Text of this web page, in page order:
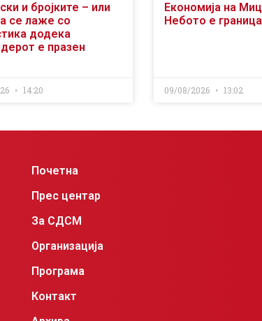
и бројките – или
се лаже со
додека
е празен
14:20
Економија на
Небото е
09/08/2026 13:02
Почетна
Прес центар
За СДСМ
Организација
Програма
Контакт